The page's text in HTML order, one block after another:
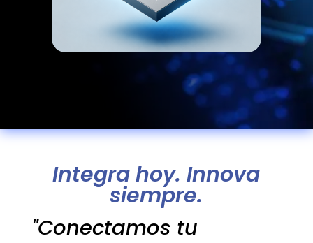
Integra hoy. Innova
siempre.
"Conectamos tu